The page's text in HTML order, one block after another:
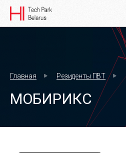
Главная Резиденты ПВТ
МОБИРИКС